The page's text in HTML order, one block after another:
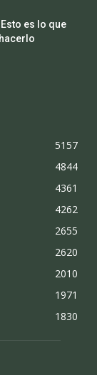
es lo que
5157
4844
4361
4262
2655
2620
2010
1971
1830